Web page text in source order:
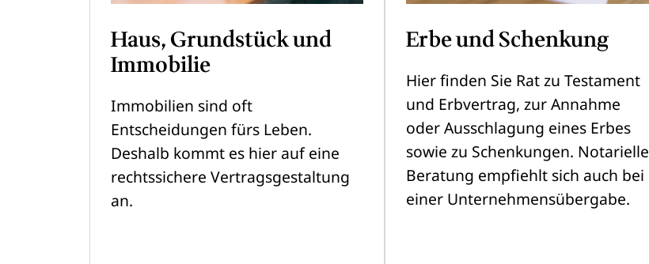
Haus, Grundstück und
Immobilie
Immobilien sind oft
Entscheidungen fürs Leben.
Deshalb kommt es hier auf eine
rechtssichere Vertragsgestaltung
an.
Erbe und Schenkung
Hier finden Sie Rat zu Testament
und Erbvertrag, zur Annahme
oder Ausschlagung eines Erbes
sowie zu Schenkungen. Notarielle
Beratung empfiehlt sich auch bei
einer Unternehmensübergabe.